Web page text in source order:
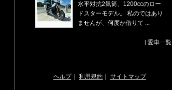
水平対抗2気筒、1200ccのロー
ドスターモデル。 私のではあり
ませんが、何度か借りて ...
[愛車一覧
ヘルプ｜ 利用規約 サイトマップ